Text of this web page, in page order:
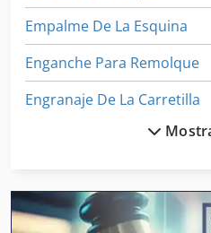
Empalme De La Esquina
Enganche Para Remolque
Engranaje De La Carretilla
Excavadoras De Ruedas
Prensa De La Película